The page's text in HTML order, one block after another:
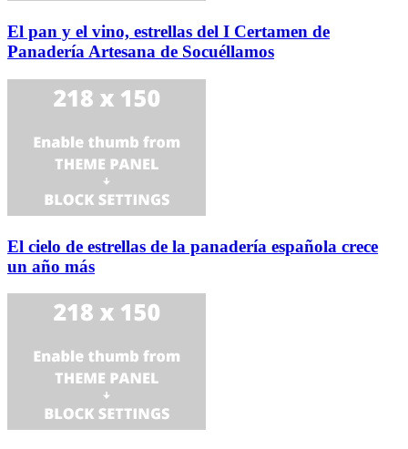
El pan y el vino, estrellas del I Certamen de
Panadería Artesana de Socuéllamos
El cielo de estrellas de la panadería española crece
un año más